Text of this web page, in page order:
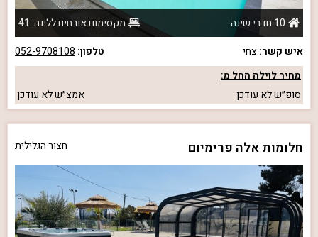
10 חדרי שינה
מקסימום אורחים ללינה: 41
איש קשר:צחי טלפון: 052-9708108
מחיר לוילה החל מ:
סופ״שלא עודכן אמצ״שלא עודכן
חלומות אלה פרימיום חצור הגלילית